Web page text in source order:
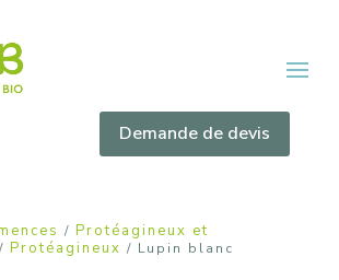
Demande de devis
/ Protéagineux et
/ Protéagineux / Lupin blanc